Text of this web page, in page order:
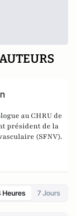
au CHRU de
président de la
(SFNV).
Heures 7 Jours